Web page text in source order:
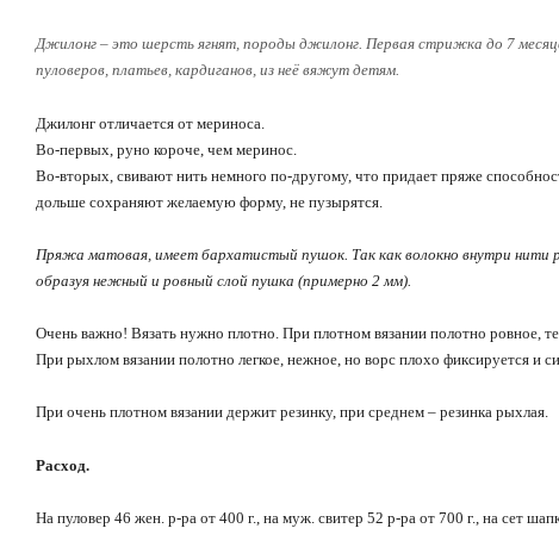
Джилонг – это шерсть ягнят, породы джилонг. Первая стрижка до 7
пуловеров, платьев, кардиганов, из неё вяжут детям.
Джилонг отличается от мериноса.
Во-первых, руно короче, чем меринос.
Во-вторых, свивают нить немного по-другому, что придает пряже
дольше сохраняют желаемую форму, не пузырятся.
Пряжа матовая, имеет бархатистый пушок. Так как волокно внутри нити
образуя нежный и ровный слой пушка (примерно 2 мм).
Очень важно! Вязать нужно плотно. При плотном вязании полотно ровное,
При рыхлом вязании полотно легкое, нежное, но ворс плохо фиксируется и
При очень плотном вязании держит резинку, при среднем – резинка рыхлая.
Расход.
На пуловер 46 жен. р-ра от 400 г., на муж. свитер 52 р-ра от 700 г., на сет